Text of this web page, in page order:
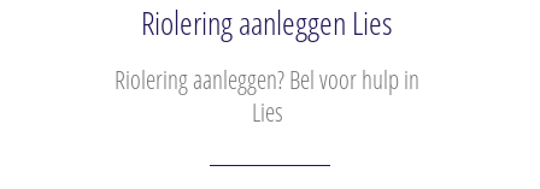
Riolering aanleggen Lies
Riolering aanleggen? Bel voor hulp in
Lies